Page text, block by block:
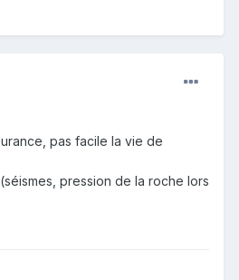
pas facile la vie de
pression de la roche lors